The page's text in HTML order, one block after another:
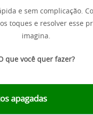
e sem complicação.
toques e resolver esse
imagina.
que você quer fazer?
apagadas